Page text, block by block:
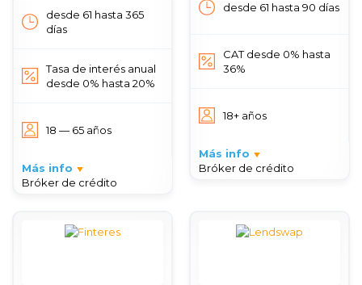
desde 61 hasta 365
días
Tasa de interés anual
desde 0% hasta 20%
18 — 65 años
Más info
Bróker de crédito
desde 61 hasta 90 días
CAT desde 0% hasta
36%
18+ años
Más info
Bróker de crédito